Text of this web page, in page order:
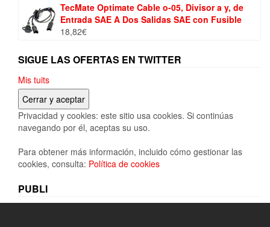
era:
159,99€.
es:
119,00€.
TecMate Optimate Cable o-05, Divisor a y, de
Entrada SAE A Dos Salidas SAE con Fusible
18,82€
SIGUE LAS OFERTAS EN TWITTER
Mis tuits
Privacidad y cookies: este sitio usa cookies. Si continúas
navegando por él, aceptas su uso.
Para obtener más información, incluido cómo gestionar las
cookies, consulta: Política de cookies
PUBLI